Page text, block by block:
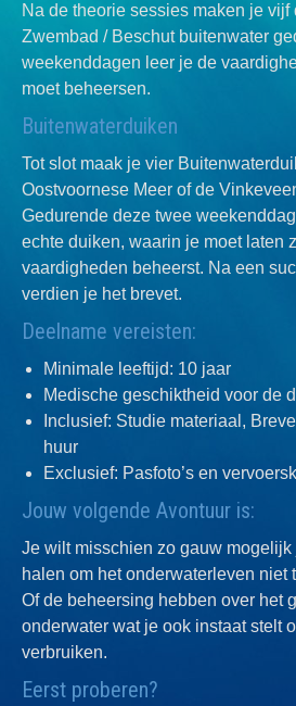
Na de theorie sessies maken je vijf
Zwembad / Beschut buitenwater
weekenddagen leer je de
moet beheersen.
Buitenwaterduiken
Tot slot maak je vier
Oostvoornese Meer of de
Gedurende deze twee
echte duiken, waarin je moet laten
vaardigheden beheerst. Na een
verdien je het brevet.
Deelname vereisten:
Minimale leeftijd: 10 jaar
Medische geschiktheid voor de
Inclusief: Studie materiaal,
huur
Exclusief: Pasfoto’s en
Jouw volgende Avontuur is:
Je wilt misschien zo gauw
halen om het onderwaterleven niet
Of de beheersing hebben over het
onderwater wat je ook instaat stelt
verbruiken.
Eerst proberen?